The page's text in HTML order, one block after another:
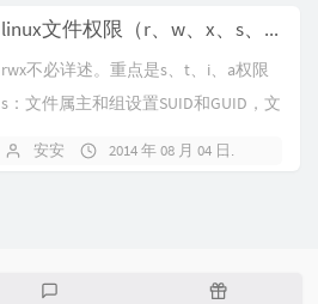
linux文件权限（r、w、x、s、t、i、a）
rwx不必详述。重点是s、t、i、a权限
s：文件属主和组设置SUID和GUID，文
安安 2014 年 08 月 04 日
随